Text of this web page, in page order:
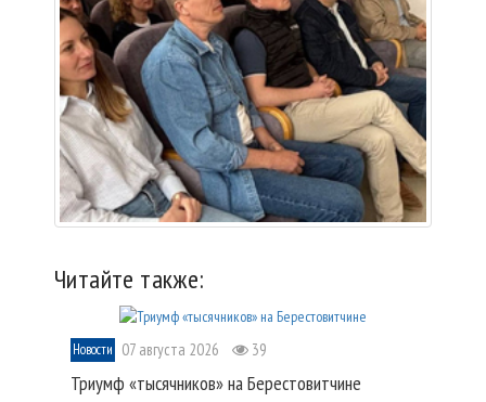
Читайте также:
Новости 07 августа 2026 39
Триумф «тысячников» на Берестовитчине